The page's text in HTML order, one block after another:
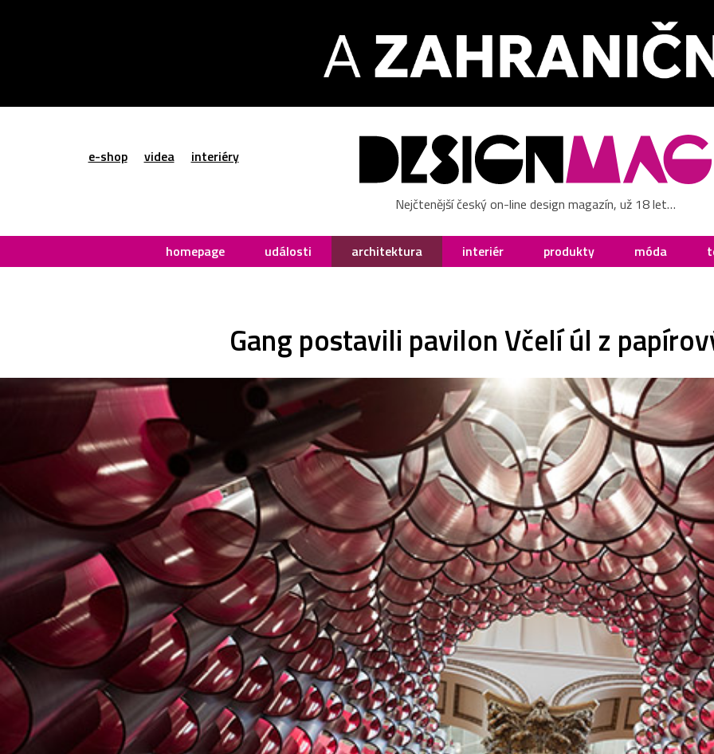
e-shop videa interiéry
Nejčtenější český on-line design magazín, už 18 let…
homepage události architektura interiér produkty móda
Gang postavili pavilon Včelí úl z